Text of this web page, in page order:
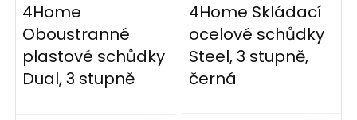
4Home
Oboustranné
plastové schůdky
Dual, 3 stupně
4Home Skládací
ocelové schůdky
Steel, 3 stupně,
černá